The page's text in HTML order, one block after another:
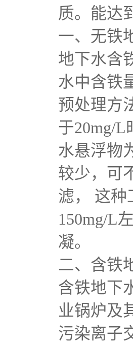
质。能达
一、无铁
地下水含
水中含铁
预处理方
于20mg/
水悬浮物
较少，可
滤， 这种
150mg/L
凝。
二、含铁
含铁地下
业锅炉及
污染离子